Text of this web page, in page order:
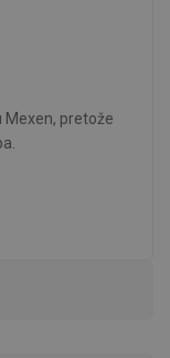
Mexen, pretože